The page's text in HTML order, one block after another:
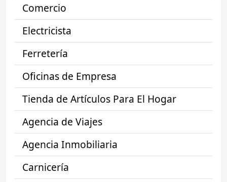
Comercio
Electricista
Ferretería
Oficinas de Empresa
Tienda de Artículos Para El Hogar
Agencia de Viajes
Agencia Inmobiliaria
Carnicería